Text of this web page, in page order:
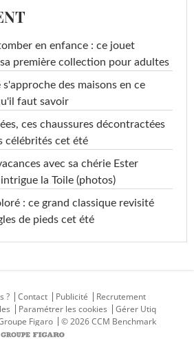
en enfance : ce jouet
première collection pour adultes
des maisons en ce
faut savoir
ces chaussures décontractées
célébrités cet été
avec sa chérie Ester
la Toile (photos)
: ce grand classique revisité
de pieds cet été
?
Contact Publicité
Recrutement
Paramétrer les cookies
Gérer Utiq
Figaro © 2026 CCM Benchmark